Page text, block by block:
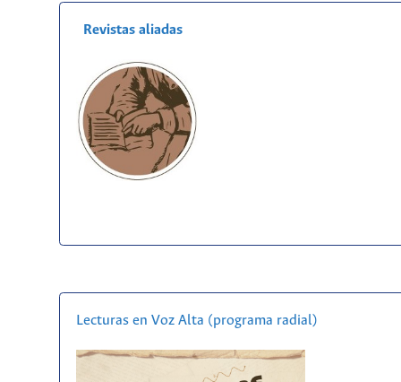
Revistas aliadas
Lecturas en Voz Alta (programa radial)